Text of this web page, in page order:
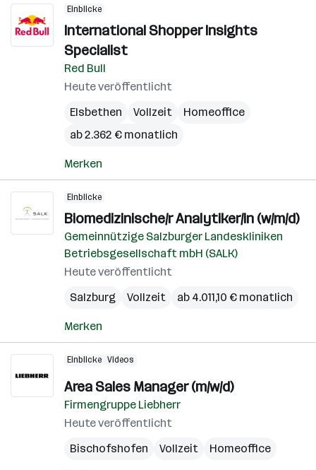
Einblicke
International Shopper Insights
Specialist
Red Bull
Heute veröffentlicht
Elsbethen
Vollzeit
Homeoffice
ab 2.362 € monatlich
Merken
Einblicke
Biomedizinische/r Analytiker/in (w/m/d)
Gemeinnützige Salzburger Landeskliniken
Betriebsgesellschaft mbH (SALK)
Heute veröffentlicht
Salzburg
Vollzeit ab 4.011,10 € monatlich
Merken
Einblicke Videos
Area Sales Manager (m/w/d)
Firmengruppe Liebherr
Heute veröffentlicht
Bischofshofen
Vollzeit Homeoffice